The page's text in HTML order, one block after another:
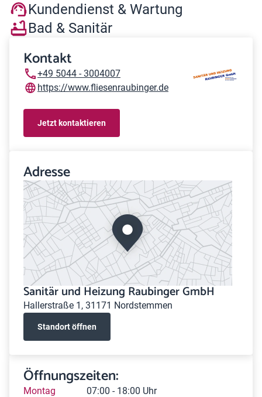
Kundendienst & Wartung
Bad & Sanitär
Kontakt
+49 5044 - 3004007
https://www.fliesenraubinger.de
Jetzt kontaktieren
Adresse
Sanitär und Heizung Raubinger GmbH
Hallerstraße 1, 31171 Nordstemmen
Standort öffnen
Öffnungszeiten:
Montag
07:00 - 18:00 Uhr